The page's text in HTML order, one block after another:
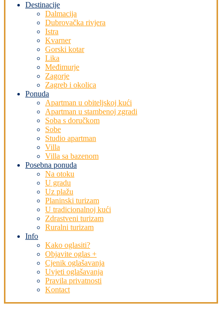
Destinacije
Dalmacija
Dubrovačka rivjera
Istra
Kvarner
Gorski kotar
Lika
Međimurje
Zagorje
Zagreb i okolica
Ponuda
Apartman u obiteljskoj kući
Apartman u stambenoj zgradi
Soba s doručkom
Sobe
Studio apartman
Villa
Villa sa bazenom
Posebna ponuda
Na otoku
U gradu
Uz plažu
Planinski turizam
U tradicionalnoj kući
Zdrastveni turizam
Ruralni turizam
Info
Kako oglasiti?
Objavite oglas +
Cjenik oglašavanja
Uvjeti oglašavanja
Pravila privatnosti
Kontact